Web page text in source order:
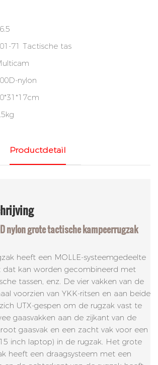
71 Tactische tas
nylon
Productdetail
nylon grote tactische kampeerrugzak
heeft een MOLLE-systeemgedeelte
dat kan worden gecombineerd met
tassen, enz. De vier vakken van de
voorzien van YKK-ritsen en aan beide
UTX-gespen om de rugzak vast te
gaasvakken aan de zijkant van de
gaasvak en een zacht vak voor een
inch laptop) in de rugzak. Het grote
heeft een draagsysteem met een